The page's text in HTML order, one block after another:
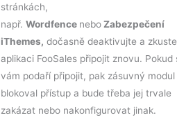
stránkách,
např. Wordfence neboZabezpečení
iThemes, dočasně deaktivujte a
aplikaci FooSales připojit znovu. Pokud
vám podaří připojit, pak zásuvný modul
blokoval přístup a bude třeba jej trvale
zakázat nebo nakonfigurovat jinak.